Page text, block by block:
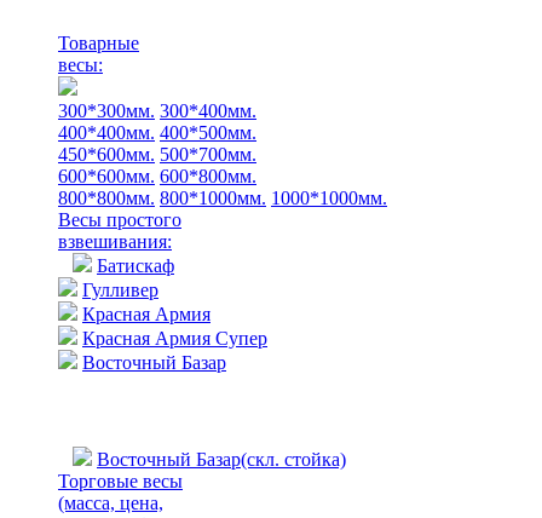
Товарные
весы:
300*300мм. 300*400мм.
400*400мм. 400*500мм.
450*600мм. 500*700мм.
600*600мм. 600*800мм.
800*800мм. 800*1000мм. 1000*1000мм.
Весы простого
взвешивания:
Батискаф
Гулливер
Красная Армия
Красная Армия Супер
Восточный Базар
Восточный Базар(скл. стойка)
Торговые весы
(масса, цена,